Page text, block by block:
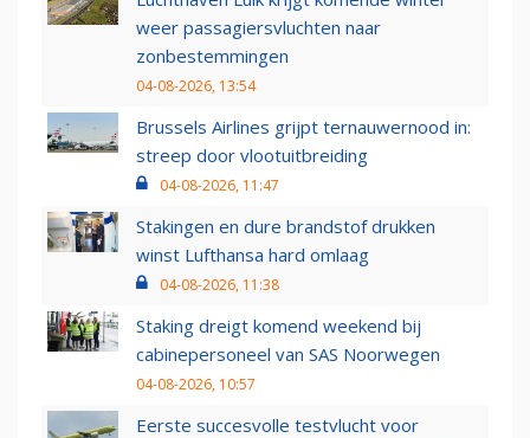
weer passagiersvluchten naar
zonbestemmingen
04-08-2026, 13:54
Brussels Airlines grijpt ternauwernood in:
streep door vlootuitbreiding
04-08-2026, 11:47
Stakingen en dure brandstof drukken
winst Lufthansa hard omlaag
04-08-2026, 11:38
Staking dreigt komend weekend bij
cabinepersoneel van SAS Noorwegen
04-08-2026, 10:57
Eerste succesvolle testvlucht voor